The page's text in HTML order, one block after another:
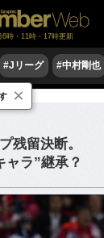
6時・11時・17時更新
#Jリーグ #中村剛也
残留決断。
ャラ”継承？
×